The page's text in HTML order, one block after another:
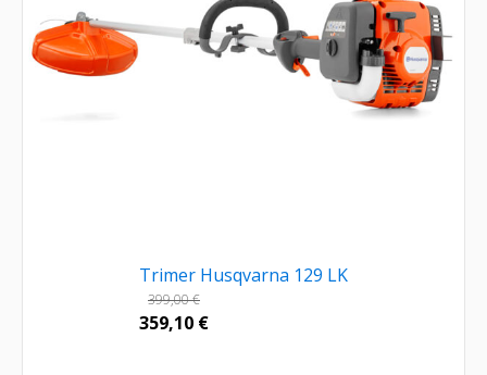
Trimer Husqvarna 129 LK
399,00€
359,10 €